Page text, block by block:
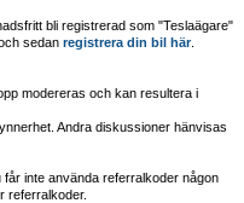
bli registrerad som "Teslaägare"
sedan registrera din bil här.
modereras och kan resultera i
Andra diskussioner hänvisas
inte använda referralkoder någon
referralkoder.